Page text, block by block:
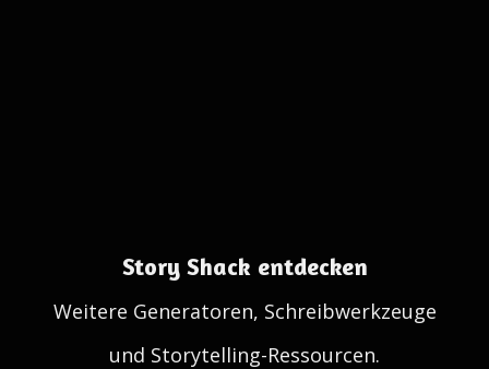
Story Shack entdecken
Weitere Generatoren, Schreibwerkzeuge
und Storytelling-Ressourcen.